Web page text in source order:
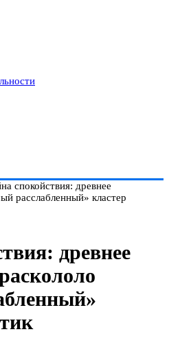
спокойствия: древнее
расслабленный» кластер
древнее